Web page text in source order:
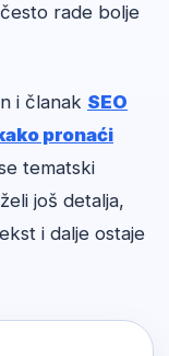
rade bolje
i članak SEO
pronaći
tematski
još detalja,
i dalje ostaje